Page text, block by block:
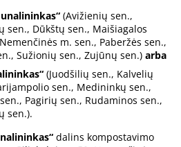
(Avižienių sen.,
sen., Dūkštų sen., Maišiagalos
m. sen., Paberžės sen.,
Sužionių sen., Zujūnų sen.) arba
(Juodšilių sen., Kalvelių
sen., Medininkų sen.,
Pagirių sen., Rudaminos sen.,
sen.).
dalins kompostavimo